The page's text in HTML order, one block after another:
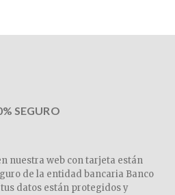
SEGURO
nuestra web con tarjeta están
de la entidad bancaria Banco
datos están protegidos y